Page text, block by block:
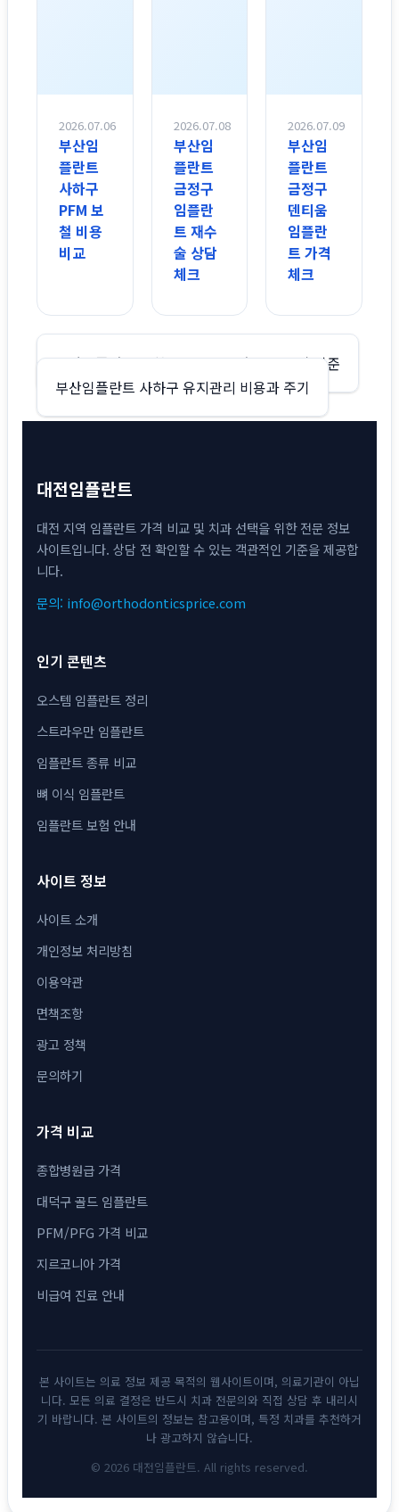
2026.07.06
부산임
플란트
사하구
PFM 보
철 비용
비교
2026.07.08
부산임
플란트
금정구
임플란
트 재수
술 상담
체크
2026.07.09
부산임
플란트
금정구
덴티움
임플란
트 가격
체크
글
탐
부산임플란트 사하구 스트라우만 비용 상담 기준
부산임플란트 사하구 유지관리 비용과 주기
대전임플란트
대전 지역 임플란트 가격 비교 및 치과 선택을 위한 전문 정보
사이트입니다. 상담 전 확인할 수 있는 객관적인 기준을 제공합
니다.
문의: info@orthodonticsprice.com
인기 콘텐츠
오스템 임플란트 정리
스트라우만 임플란트
임플란트 종류 비교
뼈 이식 임플란트
임플란트 보험 안내
사이트 정보
사이트 소개
개인정보 처리방침
이용약관
면책조항
광고 정책
문의하기
가격 비교
종합병원급 가격
대덕구 골드 임플란트
PFM/PFG 가격 비교
지르코니아 가격
비급여 진료 안내
본 사이트는 의료 정보 제공 목적의 웹사이트이며, 의료기관이 아닙
니다. 모든 의료 결정은 반드시 치과 전문의와 직접 상담 후 내리시
기 바랍니다. 본 사이트의 정보는 참고용이며, 특정 치과를 추천하거
나 광고하지 않습니다.
© 2026 대전임플란트. All rights reserved.